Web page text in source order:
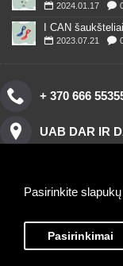
Pasirinkite
Pasirinkimai
2024.01.17
I CAN šaukšteliai
2023.07.21
+ 370 666
UAB DAR IR
Copyright © 2016,